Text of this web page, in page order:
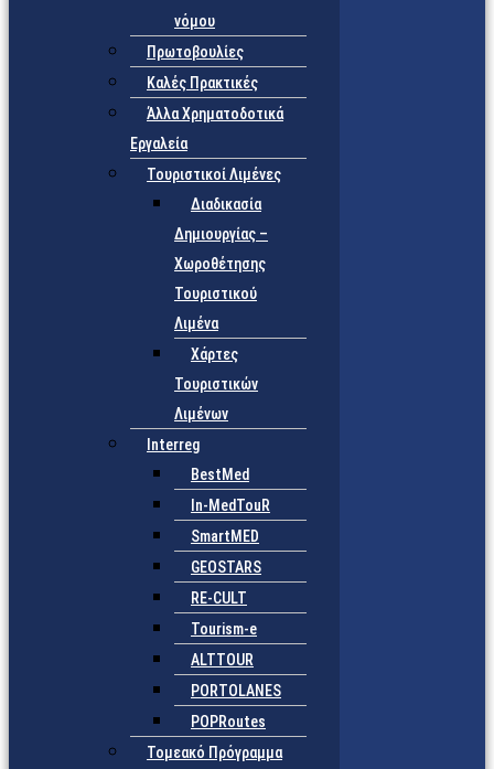
νόμου
Πρωτοβουλίες
Καλές Πρακτικές
Άλλα Χρηματοδοτικά
Εργαλεία
Τουριστικοί Λιμένες
Διαδικασία
Δημιουργίας –
Χωροθέτησης
Τουριστικού
Λιμένα
Χάρτες
Τουριστικών
Λιμένων
Interreg
BestMed
In-MedTouR
SmartMED
GEOSTARS
RE-CULT
Tourism-e
ALTTOUR
PORTOLANES
POPRoutes
Τομεακό Πρόγραμμα